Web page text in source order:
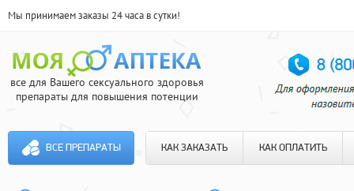
Мы принимаем заказы 24 часа в сутки!
все для Вашего сексуального здоровья
препараты для повышения потенции
ВСЕ ПРЕПАРАТЫ КАК ЗАКАЗАТЬ КАК ОПЛАТИТЬ